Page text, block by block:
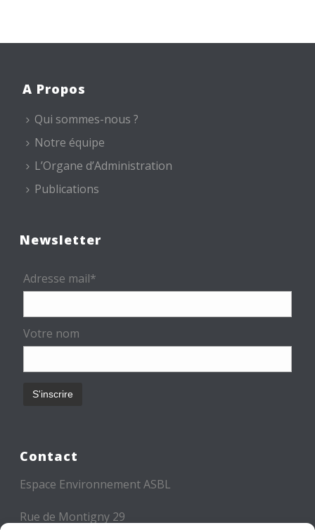
A Propos
Qui sommes-nous ?
Notre équipe
L’Organe d’Administration
Publications
Newsletter
Adresse mail*
Votre nom
Contact
Espace Environnement ASBL
Rue de Montigny 29